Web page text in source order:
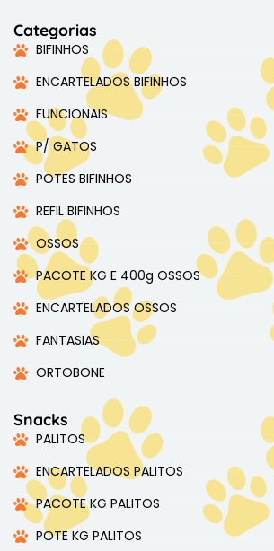
Categorias
BIFINHOS
ENCARTELADOS BIFINHOS
FUNCIONAIS
P/ GATOS
POTES BIFINHOS
REFIL BIFINHOS
OSSOS
PACOTE KG E 400g OSSOS
ENCARTELADOS OSSOS
FANTASIAS
ORTOBONE
Snacks
PALITOS
ENCARTELADOS PALITOS
PACOTE KG PALITOS
POTE KG PALITOS